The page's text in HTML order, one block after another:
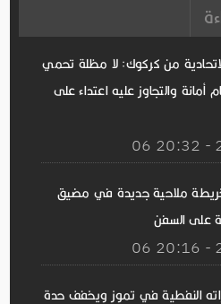
من كركوك: لا مظلة تحمي
أمانة والتجاوز عليه اعتداء على
ملاحية جديدة في مضيق
على السفن
النفطية في تموز ويخفف حدة